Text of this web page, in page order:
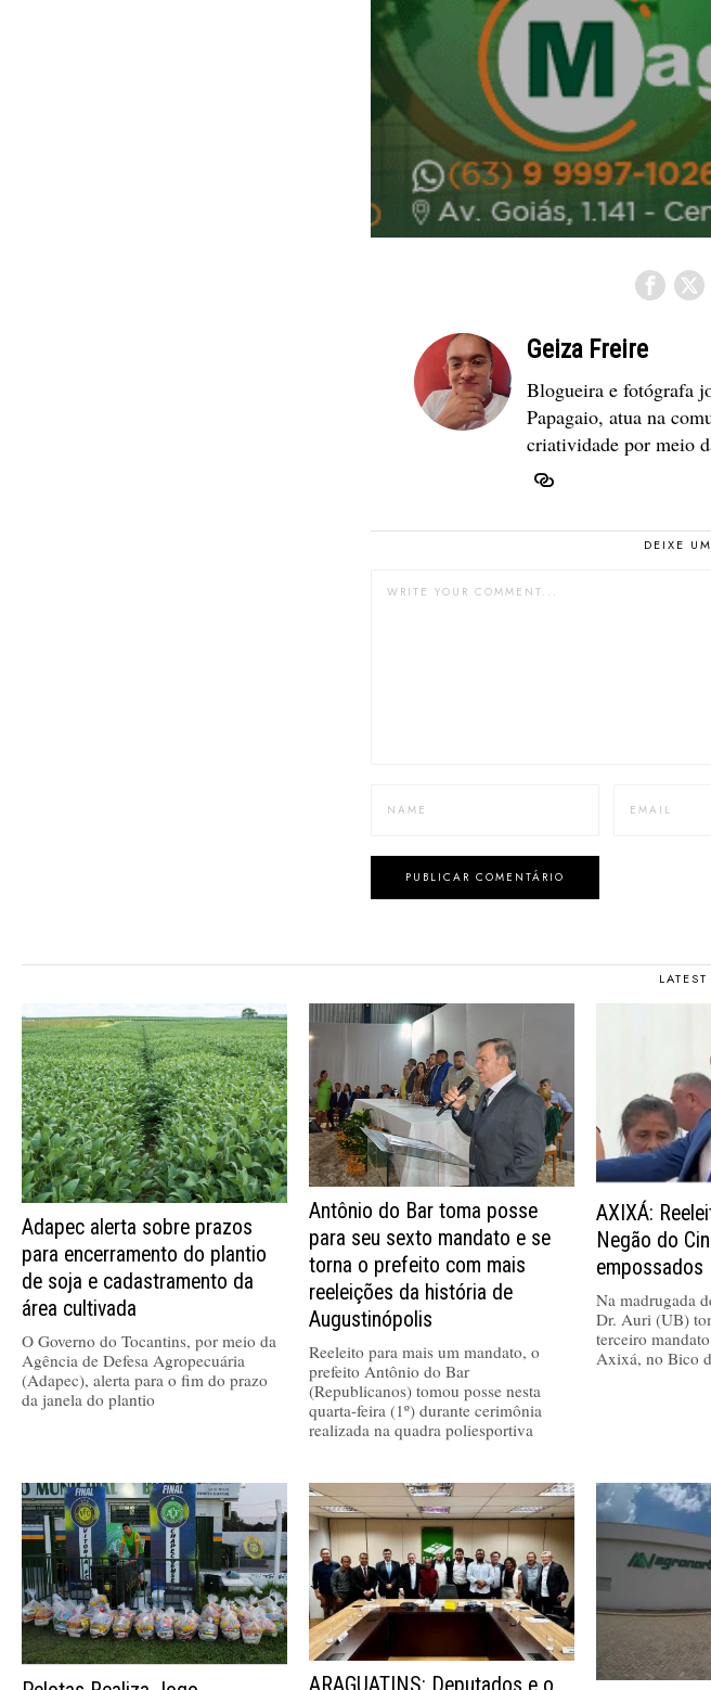
Geiza Freire
Blogueira e fotógrafa
Papagaio, atua na
criatividade por meio
DEIXE
Adapec alerta sobre prazos
para encerramento do plantio
de soja e cadastramento da
área cultivada
O Governo do Tocantins, por meio da
Agência de Defesa Agropecuária
(Adapec), alerta para o fim do prazo
da janela do plantio
Antônio do Bar toma posse
para seu sexto mandato e se
torna o prefeito com mais
reeleições da história de
Augustinópolis
Reeleito para mais um mandato, o
prefeito Antônio do Bar
(Republicanos) tomou posse nesta
quarta-feira (1º) durante cerimônia
realizada na quadra poliesportiva
AXIXÁ:
Negão do
empossados
Na madrugada
Dr. Auri (UB)
terceiro
Axixá, no Bico